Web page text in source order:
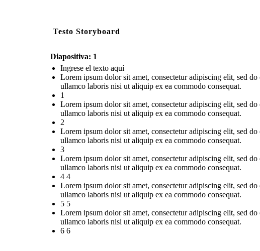
Testo Storyboard
Diapositiva: 1
Ingrese el texto aquí
Lorem ipsum dolor sit amet, consectetur adipiscing elit, sed
ullamco laboris nisi ut aliquip ex ea commodo consequat.
1
Lorem ipsum dolor sit amet, consectetur adipiscing elit, sed
ullamco laboris nisi ut aliquip ex ea commodo consequat.
2
Lorem ipsum dolor sit amet, consectetur adipiscing elit, sed
ullamco laboris nisi ut aliquip ex ea commodo consequat.
3
Lorem ipsum dolor sit amet, consectetur adipiscing elit, sed
ullamco laboris nisi ut aliquip ex ea commodo consequat.
4 4
Lorem ipsum dolor sit amet, consectetur adipiscing elit, sed
ullamco laboris nisi ut aliquip ex ea commodo consequat.
5 5
Lorem ipsum dolor sit amet, consectetur adipiscing elit, sed
ullamco laboris nisi ut aliquip ex ea commodo consequat.
6 6